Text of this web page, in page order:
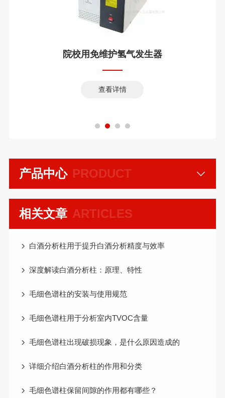
院校用免维护氢气发生器
查看详情
PRODUCT
产品中心
ARTICLES
相关文章
白酒分析柱用于提升白酒分析精度与效率
深度解读白酒分析柱：原理、特性
毛细色谱柱的安装与使用规范
毛细色谱柱用于分析室内TVOC含量
毛细色谱柱出现破损现象，是什么原因造成的
详细介绍白酒分析柱的作用和分类
毛细色谱柱保留间隙的作用都有哪些？